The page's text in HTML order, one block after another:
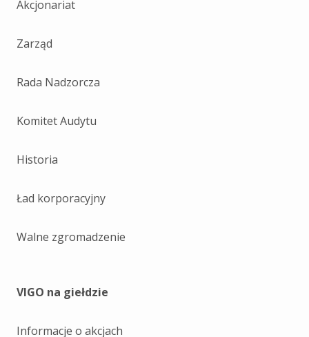
Akcjonariat
Zarząd
Rada Nadzorcza
Komitet Audytu
Historia
Ład korporacyjny
Walne zgromadzenie
VIGO na giełdzie
Informacje o akcjach